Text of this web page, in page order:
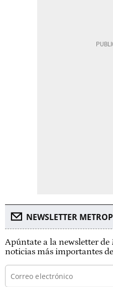
NEWSLETTER
Apúntate a la newsletter
noticias más importantes